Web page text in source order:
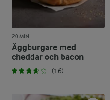
20 MIN
Äggburgare med
cheddar och bacon
(16)